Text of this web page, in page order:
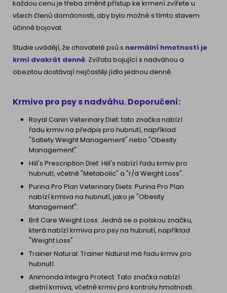
každou cenu je třeba změnit přístup ke krmení zvířete u
všech členů domácnosti, aby bylo možné s tímto stavem
účinně bojovat.
Studie uvádějí, že chovatelé psů s normální hmotností je
krmí dvakrát denně. Zvířata bojující s nadváhou a
obezitou dostávají nejčastěji jídlo jednou denně.
Krmivo pro psy s nadváhu. Doporučení:
Royal Canin Veterinary Diet: tato značka nabízí
řadu krmiv na předpis pro hubnutí, například
"Satiety Weight Management" nebo "Obesity
Management".
Hill's Prescription Diet: Hill's nabízí řadu krmiv pro
hubnutí, včetně "Metabolic" a "r/d Weight Loss".
Purina Pro Plan Veterinary Diets: Purina Pro Plan
nabízí krmiva na hubnutí, jako je "Obesity
Management".
Brit Care Weight Loss: Jedná se o polskou značku,
která nabízí krmiva pro psy na hubnutí, například
"Weight Loss".
Trainer Natural: Trainer Natural má řadu krmiv pro
hubnutí.
Animonda Integra Protect: Tato značka nabízí
dietní krmiva, včetně krmiv pro kontrolu hmotnosti.